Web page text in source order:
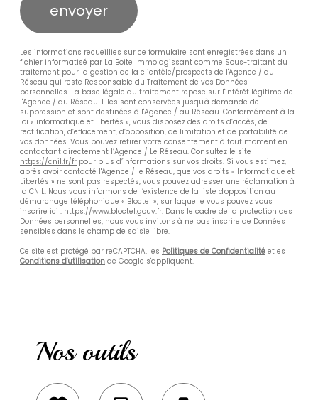
envoyer
Les informations recueillies sur ce formulaire sont enregistrées dans un
fichier informatisé par La Boite Immo agissant comme Sous-traitant du
traitement pour la gestion de la clientèle/prospects de l'Agence / du
Réseau qui reste Responsable du Traitement de vos Données
personnelles. La base légale du traitement repose sur l'intérêt légitime de
l'Agence / du Réseau. Elles sont conservées jusqu'à demande de
suppression et sont destinées à l'Agence / au Réseau. Conformément à la
loi « informatique et libertés », vous disposez des droits d’accès, de
rectification, d’effacement, d’opposition, de limitation et de portabilité de
vos données. Vous pouvez retirer votre consentement à tout moment en
contactant directement l’Agence / Le Réseau. Consultez le site
https://cnil.fr/fr pour plus d’informations sur vos droits. Si vous estimez,
après avoir contacté l'Agence / le Réseau, que vos droits « Informatique et
Libertés » ne sont pas respectés, vous pouvez adresser une réclamation à
la CNIL. Nous vous informons de l’existence de la liste d'opposition au
démarchage téléphonique « Bloctel », sur laquelle vous pouvez vous
inscrire ici : https://www.bloctel.gouv.fr. Dans le cadre de la protection des
Données personnelles, nous vous invitons à ne pas inscrire de Données
sensibles dans le champ de saisie libre.
Ce site est protégé par reCAPTCHA, les Politiques de Confidentialité et es
Conditions d'utilisation de Google s'appliquent.
Nos outils